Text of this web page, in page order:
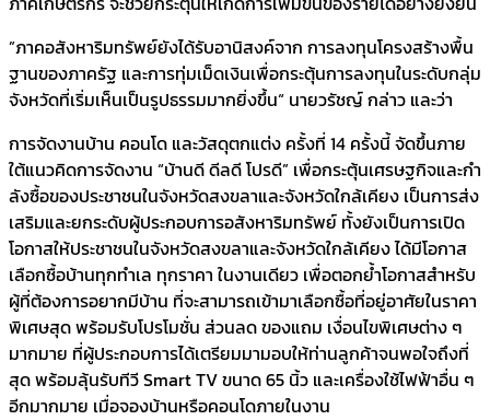
”ภาคอสังหาริมทรัพย์ยังได้รับอานิสงค์จาก การลงทุนโครงสร้างพื้น
ฐานของภาครัฐ และการทุ่มเม็ดเงินเพื่อกระตุ้นการลงทุนในระดับกลุ่ม
จังหวัดที่เริ่มเห็นเป็นรูปธรรมมากยิ่งขึ้น“ นายวรัชญ์ กล่าว และว่า
การจัดงานบ้าน คอนโด และวัสดุตกแต่ง ครั้งที่ 14 ครั้งนี้ จัดขึ้นภาย
ใต้แนวคิดการจัดงาน “บ้านดี ดีลดี โปรดี” เพื่อกระตุ้นเศรษฐกิจและกํา
ลังซื้อของประชาชนในจังหวัดสงขลาและจังหวัดใกล้เคียง เป็นการส่ง
เสริมและยกระดับผู้ประกอบการอสังหาริมทรัพย์ ทั้งยังเป็นการเปิด
โอกาสให้ประชาชนในจังหวัดสงขลาและจังหวัดใกล้เคียง ได้มีโอกาส
เลือกซื้อบ้านทุกทําเล ทุกราคา ในงานเดียว เพื่อตอกย้ำโอกาสสำหรับ
ผู้ที่ต้องการอยากมีบ้าน ที่จะสามารถเข้ามาเลือกซื้อที่อยู่อาศัยในราคา
พิเศษสุด พร้อมรับโปรโมชั่น ส่วนลด ของแถม เงื่อนไขพิเศษต่าง ๆ
มากมาย ที่ผู้ประกอบการได้เตรียมมามอบให้ท่านลูกค้าจนพอใจถึงที่
สุด พร้อมลุ้นรับทีวี Smart TV ขนาด 65 นิ้ว และเครื่องใช้ไฟฟ้าอื่น ๆ
อีกมากมาย เมื่อจองบ้านหรือคอนโดภายในงาน